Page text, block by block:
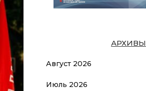
АРХИВЫ
Август 2026
Июль 2026